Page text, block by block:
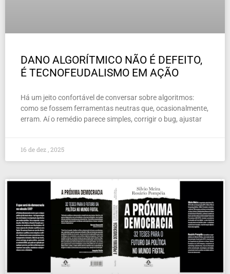
DANO ALGORÍTMICO NÃO É DEFEITO,
É TECNOFEUDALISMO EM AÇÃO
Há um jeito confortável de conversar sobre algoritmos:
como se fossem ferramentas neutras que, ocasionalmente,
erram. Aí o remédio parece simples, corrigir o bug, ajustar
16 de dez , 2025